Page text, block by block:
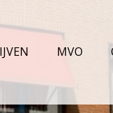
MVO